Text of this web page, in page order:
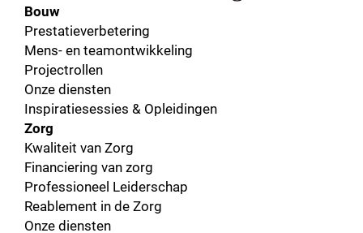
Bouw
Prestatieverbetering
Mens- en teamontwikkeling
Projectrollen
Onze diensten
Inspiratiesessies & Opleidingen
Zorg
Kwaliteit van Zorg
Financiering van zorg
Professioneel Leiderschap
Reablement in de Zorg
Onze diensten